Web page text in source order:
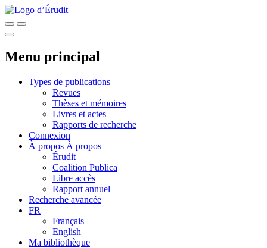
Menu principal
Types de publications
Revues
Thèses et mémoires
Livres et actes
Rapports de recherche
Connexion
À propos À propos
Érudit
Coalition Publica
Libre accès
Rapport annuel
Recherche avancée
FR
Français
English
Ma bibliothèque